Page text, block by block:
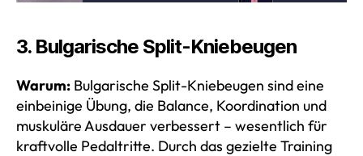
3. Bulgarische Split-Kniebeugen
Warum: Bulgarische Split-Kniebeugen sind eine
einbeinige Übung, die Balance, Koordination und
muskuläre Ausdauer verbessert – wesentlich für
kraftvolle Pedaltritte. Durch das gezielte Training